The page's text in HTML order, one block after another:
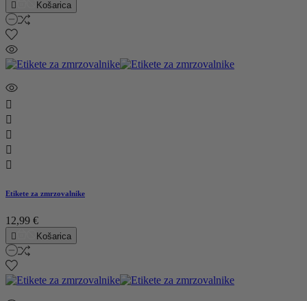

Košarica





Etikete za zmrzovalnike
12,99 €
 Košarica